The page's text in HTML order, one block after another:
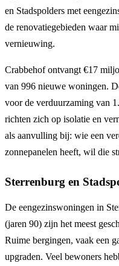
en Stadspolders met
de renovatiegebieden waar
vernieuwing.
Crabbehof ontvangt €17
van 996 nieuwe woningen.
voor de verduurzaming van
richten zich op isolatie en
als aanvulling bij: wie een
zonnepanelen heeft, wil die
Sterrenburg en
De eengezinswoningen in
(jaren 90) zijn het meest
Ruime bergingen, vaak een
upgraden. Veel bewoners